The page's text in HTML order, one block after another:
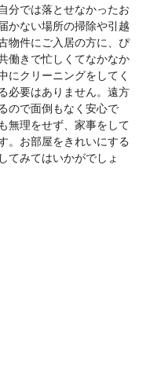
分では落とせなかったお
かない場所の掃除や引越
物件にご入居の方に、ぴ
働きで忙しくてなかなか
にクリーニングをしてく
必要はありません。遠方
ので面倒もなく安心で
無理をせず、家事をして
。お部屋をきれいにする
てみてはいかがでしょ